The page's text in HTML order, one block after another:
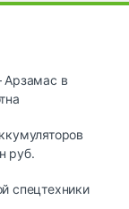
Арзамас в
руб.
спецтехники